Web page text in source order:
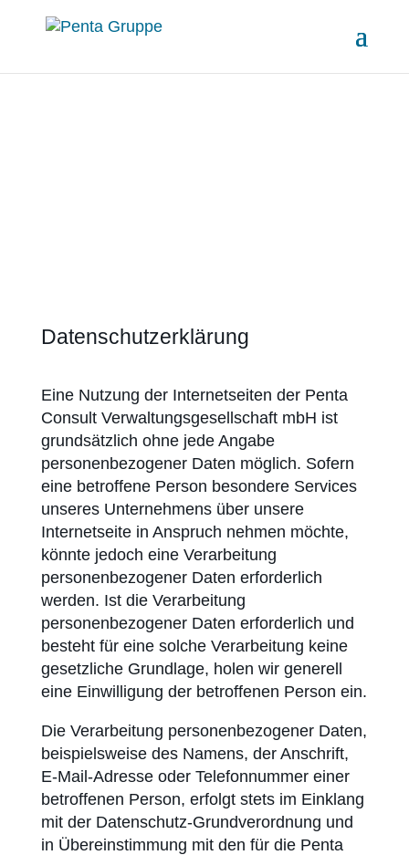
Daten­schutz­erklärung
Eine Nutzung der Internetseiten der Penta
Consult Verwaltungsgesellschaft mbH ist
grundsätzlich ohne jede Angabe
personenbezogener Daten möglich. Sofern
eine betroffene Person besondere Services
unseres Unternehmens über unsere
Internetseite in Anspruch nehmen möchte,
könnte jedoch eine Verarbeitung
personenbezogener Daten erforderlich
werden. Ist die Verarbeitung
personenbezogener Daten erforderlich und
besteht für eine solche Verarbeitung keine
gesetzliche Grundlage, holen wir generell
eine Einwilligung der betroffenen Person ein.
Die Verarbeitung personenbezogener Daten,
beispielsweise des Namens, der Anschrift,
E-Mail-Adresse oder Telefonnummer einer
betroffenen Person, erfolgt stets im Einklang
mit der Datenschutz-Grundverordnung und
in Übereinstimmung mit den für die Penta